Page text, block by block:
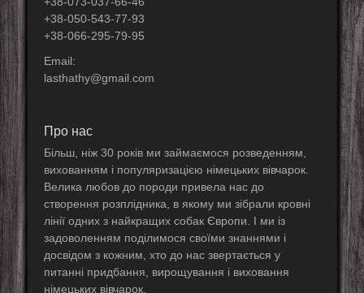
+38-050-543-77-93
+38-066-295-79-95
Email:
lasthathy@gmail.com
Про нас
Більш, ніж 30 років ми займаємося розведенням,
вихованням і популяризацією німецьких вівчарок.
Велика любов до породи привела нас до
створення розплідника, в якому ми зібрали кровні
лінії одних з найкращих собак Європи. І ми із
задоволенням поділимося своїми знаннями і
досвідом з кожним, хто до нас звертається у
питанні придбання, вирощування і виховання
німецьких вівчарок.